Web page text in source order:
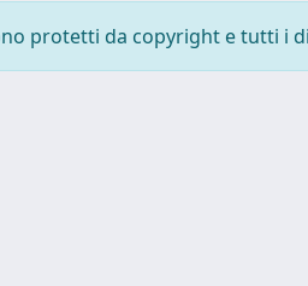
protetti da copyright e tutti i